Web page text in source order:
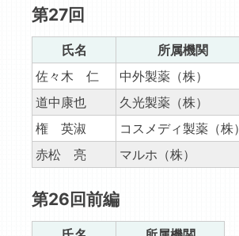
第27回
氏名
所属機関
佐々木 仁
中外製薬（株）
道中康也
久光製薬（株）
権 英淑
コスメディ製薬（株）
赤松 亮
マルホ（株）
第26回前編